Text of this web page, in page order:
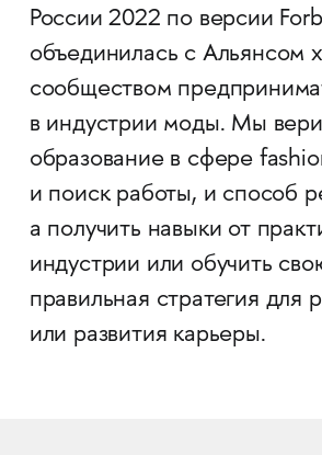
России 2022 по версии
объединилась с Альянсом
сообществом
в индустрии моды. Мы
образование в сфере
и поиск работы, и способ
а получить навыки от
индустрии или обучить
правильная стратегия для
или развития карьеры.